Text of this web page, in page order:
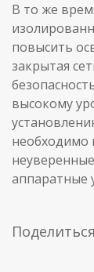
В то же
повысить
закрытая
высокому
необходимо
аппаратные